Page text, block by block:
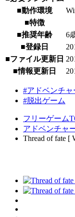
■動作環境
■特徴
■推奨年齢
6
■登録日
■ファイル更新日
■情報更新日
#アドベンチャ
#脱出ゲーム
フリーゲーム
アドベンチャ
Thread of fate [